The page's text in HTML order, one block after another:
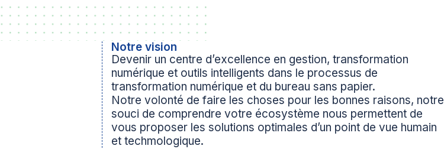
Notre vision
Devenir un centre d’excellence en gestion, transformation
numérique et outils intelligents dans le processus de
transformation numérique et du bureau sans papier.
Notre volonté de faire les choses pour les bonnes raisons, notre
souci de comprendre votre écosystème nous permettent de
vous proposer les solutions optimales d’un point de vue humain
et techmologique.